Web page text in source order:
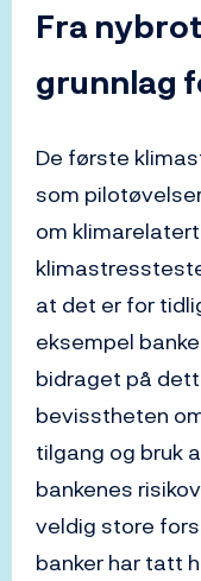
Fra
grunnlag
De første
som
om
at det er for
eksempel
bidraget på
bevisstheten
tilgang og bruk
bankenes
veldig store
banker har tatt